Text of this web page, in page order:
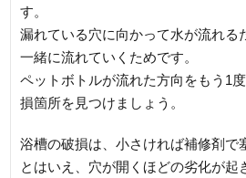
す。
漏れている穴に向かって水が流れる
一緒に流れていくためです。
ペットボトルが流れた方向をもう1
損箇所を見つけましょう。
浴槽の破損は、小さければ補修剤で
とはいえ、穴が開くほどの劣化が起